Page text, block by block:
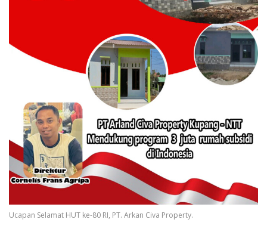
Ucapan Selamat HUT ke-80 RI, PT. Arkan Civa Property.